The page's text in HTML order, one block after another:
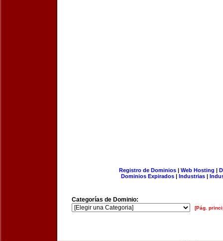
Registro de Dominios| Web Hosting |
Dominios Expirados | Industrias |
Categorías de Dominio:
[Pág.